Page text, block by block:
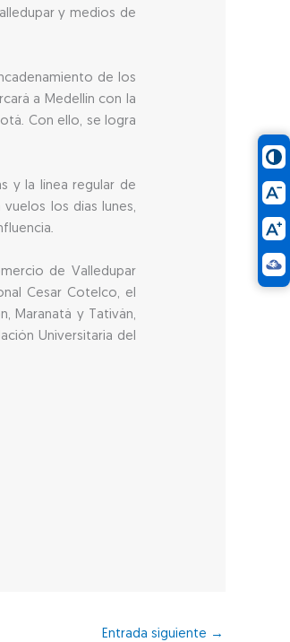
y medios de
de los
a Medellín con la
Con ello, se logra
y la línea regular de
los días lunes,
de Valledupar
Cesar Cotelco, el
Maranatá y Tativán,
Universitaria del
Entrada siguiente →